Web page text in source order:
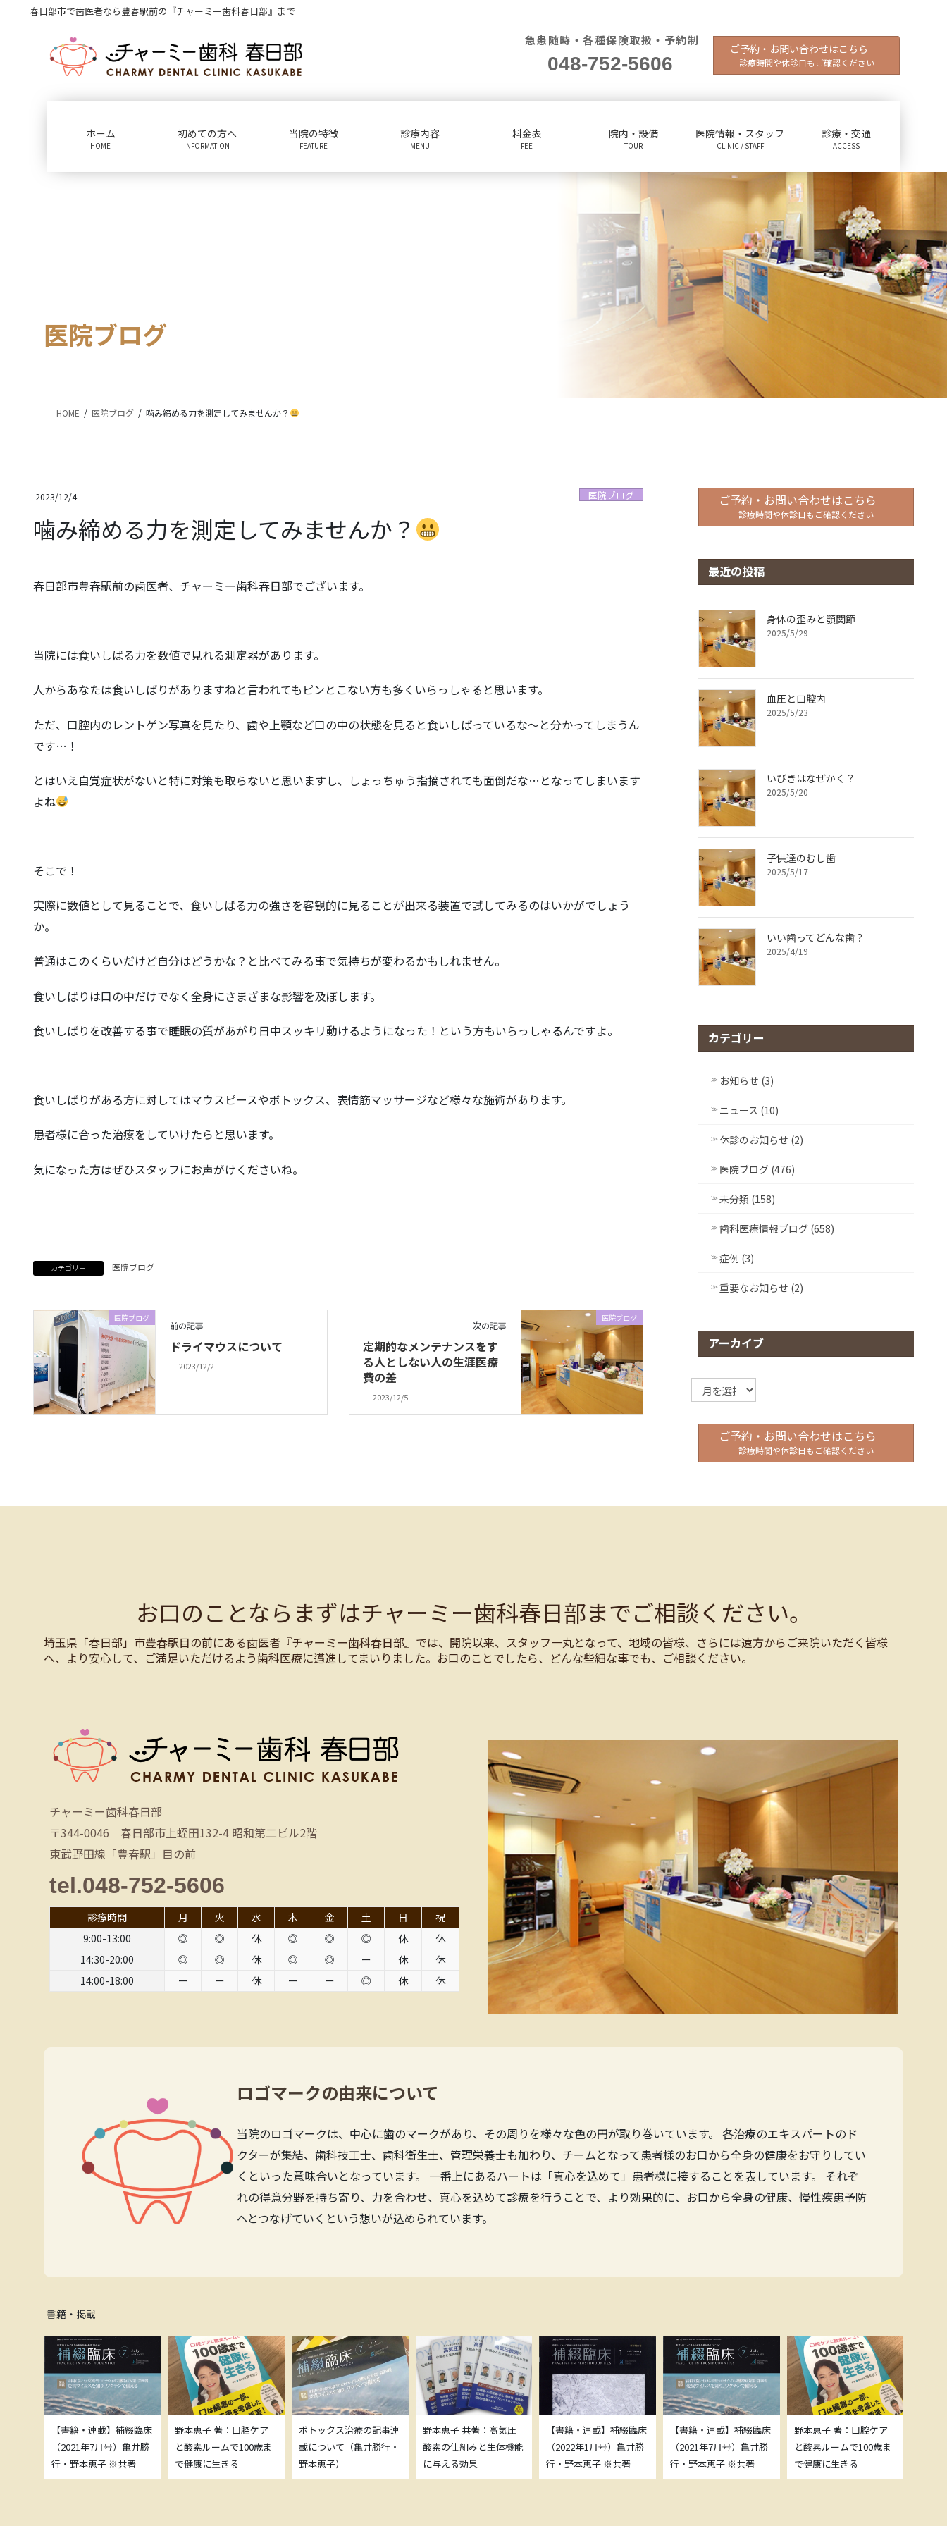
春日部市で歯医者なら豊春駅前の『チャーミー歯科春日部』まで
急患随時・各種保険取扱・予約制
048-752-5606
ご予約・お問い合わせはこちら
診療時間や休診日もご確認ください
ホーム
HOME
初めての方へ
INFORMATION
当院の特徴
FEATURE
診療内容
MENU
料金表
FEE
院内・設備
TOUR
医院情報・スタッフ
CLINIC / STAFF
診療・交通
ACCESS
医院ブログ
HOME 医院ブログ 噛み締める力を測定してみませんか？
2023/12/4 医院ブログ
噛み締める力を測定してみませんか？
春日部市豊春駅前の歯医者、チャーミー歯科春日部でございます。
当院には食いしばる力を数値で見れる測定器があります。
人からあなたは食いしばりがありますねと言われてもピンとこない方も多くいらっしゃると思います。
ただ、口腔内のレントゲン写真を見たり、歯や上顎など口の中の状態を見ると食いしばっているな〜と分かってしまうん
です…！
とはいえ自覚症状がないと特に対策も取らないと思いますし、しょっちゅう指摘されても面倒だな…となってしまいます
よね
そこで！
実際に数値として見ることで、食いしばる力の強さを客観的に見ることが出来る装置で試してみるのはいかがでしょう
か。
普通はこのくらいだけど自分はどうかな？と比べてみる事で気持ちが変わるかもしれません。
食いしばりは口の中だけでなく全身にさまざまな影響を及ぼします。
食いしばりを改善する事で睡眠の質があがり日中スッキリ動けるようになった！という方もいらっしゃるんですよ。
食いしばりがある方に対してはマウスピースやボトックス、表情筋マッサージなど様々な施術があります。
患者様に合った治療をしていけたらと思います。
気になった方はぜひスタッフにお声がけくださいね。
カテゴリー 医院ブログ
医院ブログ
前の記事
ドライマウスについて
2023/12/2
医院ブログ
次の記事
定期的なメンテナンスをす
る人としない人の生涯医療
費の差
2023/12/5
ご予約・お問い合わせはこちら
診療時間や休診日もご確認ください
最近の投稿
身体の歪みと顎関節
2025/5/29
血圧と口腔内
2025/5/23
いびきはなぜかく？
2025/5/20
子供達のむし歯
2025/5/17
いい歯ってどんな歯？
2025/4/19
カテゴリー
お知らせ (3)
ニュース (10)
休診のお知らせ (2)
医院ブログ (476)
未分類 (158)
歯科医療情報ブログ (658)
症例 (3)
重要なお知らせ (2)
アーカイブ
ア
ー
イ
ご予約・お問い合わせはこちら
診療時間や休診日もご確認ください
お口のことならまずはチャーミー歯科春日部までご相談ください。
埼玉県「春日部」市豊春駅目の前にある歯医者『チャーミー歯科春日部』では、開院以来、スタッフ一丸となって、地域の皆様、さらには遠方からご来院いただく皆様
へ、より安心して、ご満足いただけるよう歯科医療に邁進してまいりました。お口のことでしたら、どんな些細な事でも、ご相談ください。
チャーミー歯科春日部
〒344-0046 春日部市上蛭田132-4 昭和第二ビル2階
東武野田線「豊春駅」目の前
tel.048-752-5606
診療時間 月 火 水 木 金 土 日
祝
9:00-13:00
◎ ◎ 休 ◎ ◎ ◎ 休
休
14:30-20:00
◎ ◎ 休 ◎ ◎ ー 休
休
14:00-18:00
ー ー 休 ー ー ◎ 休 休
ロゴマークの由来について
当院のロゴマークは、中心に歯のマークがあり、その周りを様々な色の円が取り巻いています。 各治療のエキスパートのド
クターが集結、歯科技工士、歯科衛生士、管理栄養士も加わり、チームとなって患者様のお口から全身の健康をお守りしてい
くといった意味合いとなっています。 一番上にあるハートは「真心を込めて」患者様に接することを表しています。 それぞ
れの得意分野を持ち寄り、力を合わせ、真心を込めて診療を行うことで、より効果的に、お口から全身の健康、慢性疾患予防
へとつなげていくという想いが込められています。
書籍・掲載
【書籍・連載】補綴臨床
（2021年7月号）亀井勝
行・野本恵子 ※共著
野本恵子 著：口腔ケア
と酸素ルームで100歳ま
で健康に生きる
ボトックス治療の記事連
載について（亀井勝行・
野本恵子）
野本恵子 共著：高気圧
酸素の仕組みと生体機能
に与える効果
【書籍・連載】補綴臨床
（2022年1月号）亀井勝
行・野本恵子 ※共著
【書籍・連載】補綴臨床
（2021年7月号）亀井勝
行・野本恵子 ※共著
野本恵子 著：口腔ケア
と酸素ルームで100歳ま
で健康に生きる